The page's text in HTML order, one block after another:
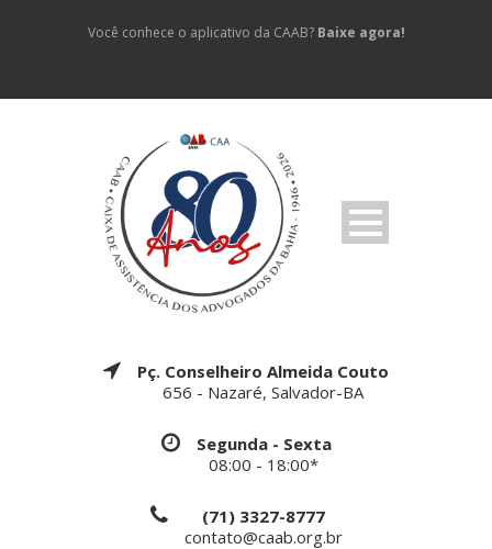
Você conhece o aplicativo da CAAB? Baixe agora!
Pç. Conselheiro Almeida Couto
656 - Nazaré, Salvador-BA
Segunda - Sexta
08:00 - 18:00*
(71) 3327-8777
contato@caab.org.br